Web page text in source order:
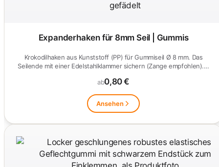
Expanderhaken für 8mm Seil | Gummis
Krokodilhaken aus Kunststoff (PP) für Gummiseil Ø 8 mm. Das
Seilende mit einer Edelstahlklammer sichern (Zange empfohlen).…
ab0,80 €
Ansehen